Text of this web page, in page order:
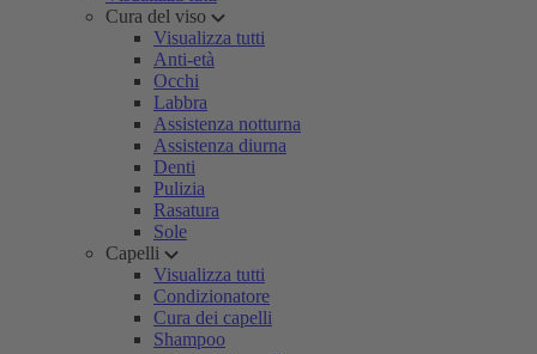
Cura del viso
Visualizza tutti
Anti-età
Occhi
Labbra
Assistenza notturna
Assistenza diurna
Denti
Pulizia
Rasatura
Sole
Capelli
Visualizza tutti
Condizionatore
Cura dei capelli
Shampoo